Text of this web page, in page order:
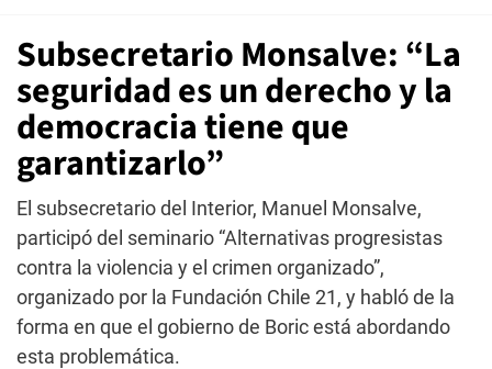
Subsecretario Monsalve: “La
seguridad es un derecho y la
democracia tiene que
garantizarlo”
El subsecretario del Interior, Manuel Monsalve,
participó del seminario “Alternativas progresistas
contra la violencia y el crimen organizado”,
organizado por la Fundación Chile 21, y habló de la
forma en que el gobierno de Boric está abordando
esta problemática.